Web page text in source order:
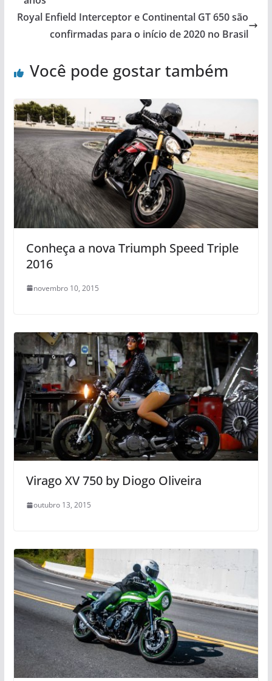
Royal Enfield Interceptor e Continental GT 650 são
confirmadas para o início de 2020 no Brasil
Você pode gostar também
Conheça a nova Triumph Speed Triple
2016
novembro 10, 2015
Virago XV 750 by Diogo Oliveira
outubro 13, 2015